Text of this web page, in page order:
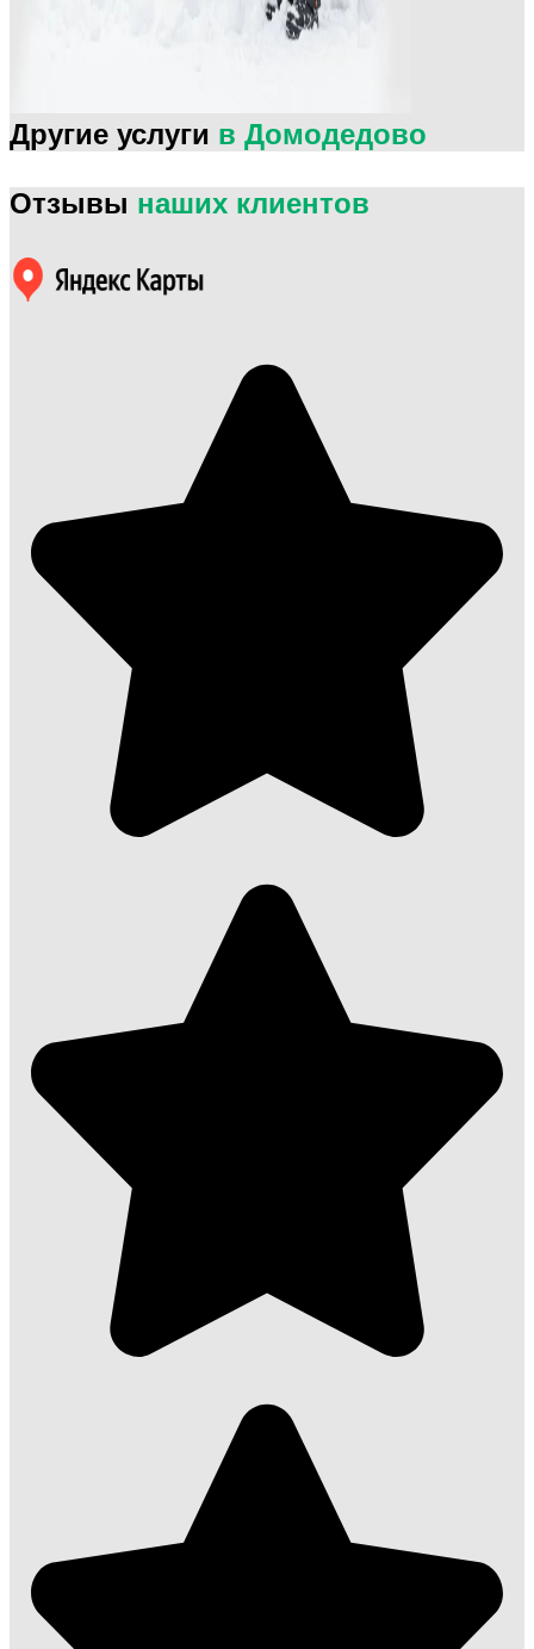
Другие услуги в Домодедово
Отзывы наших клиентов